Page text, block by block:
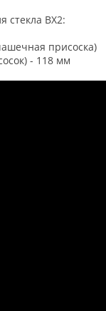
стекла BX2:
присоска)
- 118 мм